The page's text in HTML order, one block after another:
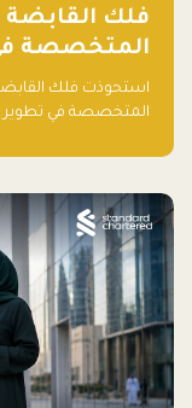
المتخصصة
المتخصصة في تطوير
المنطقة.